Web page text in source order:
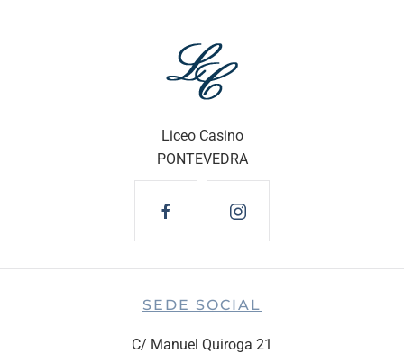
Liceo Casino
PONTEVEDRA
SEDE SOCIAL
C/ Manuel Quiroga 21